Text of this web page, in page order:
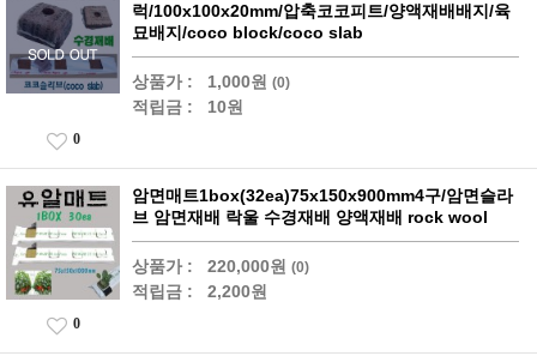
럭/100x100x20mm/압축코코피트/양액재배배지/육
묘배지/coco block/coco slab
상품가 : 1,000원 (0)
적립금 : 10원
0
암면매트1box(32ea)75x150x900mm4구/암면슬라
브 암면재배 락울 수경재배 양액재배 rock wool
상품가 : 220,000원 (0)
적립금 : 2,200원
0